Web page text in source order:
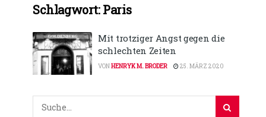
Schlagwort:Paris
Mit trotziger Angst gegen die
schlechten Zeiten
VONHENRYK M. BRODER 25. MÄRZ 2020